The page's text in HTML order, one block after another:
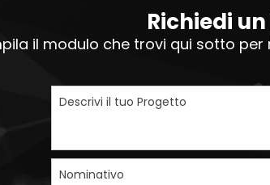
Richiedi
il modulo che trovi qui sotto
Descrivi il tuo Progetto
Nominativo